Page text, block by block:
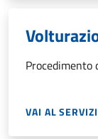
Procedimento
VAI AL